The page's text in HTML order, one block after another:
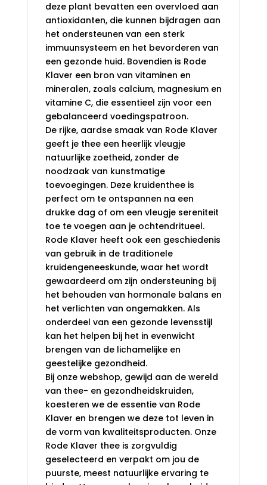
deze plant bevatten een overvloed aan
antioxidanten, die kunnen bijdragen aan
het ondersteunen van een sterk
immuunsysteem en het bevorderen van
een gezonde huid. Bovendien is Rode
Klaver een bron van vitaminen en
mineralen, zoals calcium, magnesium en
vitamine C, die essentieel zijn voor een
gebalanceerd voedingspatroon.
De rijke, aardse smaak van Rode Klaver
geeft je thee een heerlijk vleugje
natuurlijke zoetheid, zonder de
noodzaak van kunstmatige
toevoegingen. Deze kruidenthee is
perfect om te ontspannen na een
drukke dag of om een vleugje sereniteit
toe te voegen aan je ochtendritueel.
Rode Klaver heeft ook een geschiedenis
van gebruik in de traditionele
kruidengeneeskunde, waar het wordt
gewaardeerd om zijn ondersteuning bij
het behouden van hormonale balans en
het verlichten van ongemakken. Als
onderdeel van een gezonde levensstijl
kan het helpen bij het in evenwicht
brengen van de lichamelijke en
geestelijke gezondheid.
Bij onze webshop, gewijd aan de wereld
van thee- en gezondheidskruiden,
koesteren we de essentie van Rode
Klaver en brengen we deze tot leven in
de vorm van kwaliteitsproducten. Onze
Rode Klaver thee is zorgvuldig
geselecteerd en verpakt om jou de
puurste, meest natuurlijke ervaring te